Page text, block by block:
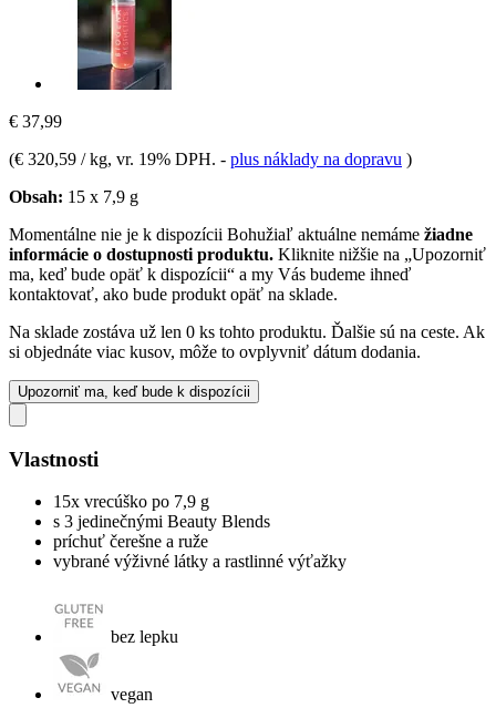
€ 37,99
(€ 320,59 / kg, vr. 19% DPH. - plus náklady na dopravu )
Obsah: 15 x 7,9 g
Momentálne nie je k dispozícii Bohužiaľ aktuálne nemáme žiadne
informácie o dostupnosti produktu. Kliknite nižšie na „Upozorniť
ma, keď bude opäť k dispozícii“ a my Vás budeme ihneď
kontaktovať, ako bude produkt opäť na sklade.
Na sklade zostáva už len 0 ks tohto produktu. Ďalšie sú na ceste. Ak
si objednáte viac kusov, môže to ovplyvniť dátum dodania.
Upozorniť ma, keď bude k dispozícii
Vlastnosti
15x vrecúško po 7,9 g
s 3 jedinečnými Beauty Blends
príchuť čerešne a ruže
vybrané výživné látky a rastlinné výťažky
bez lepku
vegan